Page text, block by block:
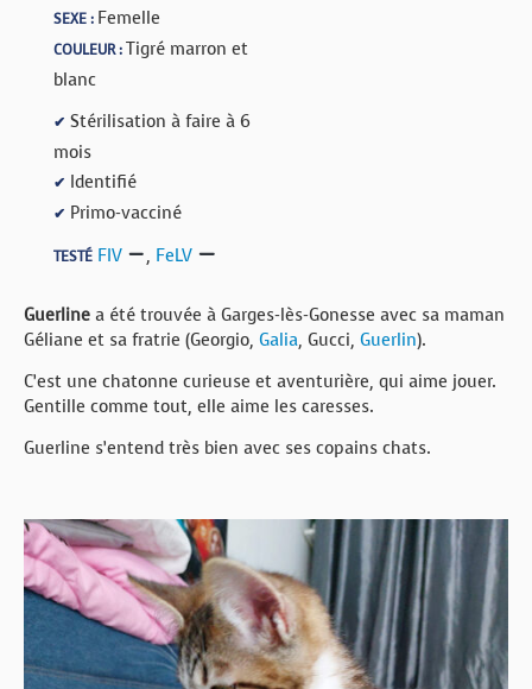
SEXE : Femelle
COULEUR :Tigré marron et
blanc
✔ Stérilisation à faire à 6
mois
✔ Identifié
✔ Primo-vacciné
TESTÉ FIV , FeLV
Guerline a été trouvée à Garges-lès-Gonesse avec sa maman
Géliane et sa fratrie (Georgio, Galia, Gucci, Guerlin).
C’est une chatonne curieuse et aventurière, qui aime jouer.
Gentille comme tout, elle aime les caresses.
Guerline s’entend très bien avec ses copains chats.